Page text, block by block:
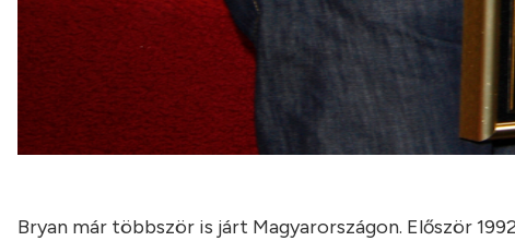
Bryan már többször is járt Magyarországon. Először